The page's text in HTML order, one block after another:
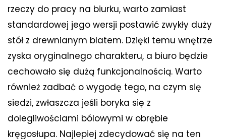
rzeczy do pracy na biurku, warto zamiast
standardowej jego wersji postawić zwykły duży
stół z drewnianym blatem. Dzięki temu wnętrze
zyska oryginalnego charakteru, a biuro będzie
cechowało się dużą funkcjonalnością. Warto
również zadbać o wygodę tego, na czym się
siedzi, zwłaszcza jeśli boryka się z
dolegliwościami bólowymi w obrębie
kręgosłupa. Najlepiej zdecydować się na ten